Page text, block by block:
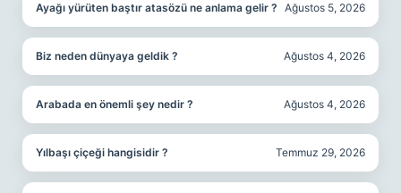
Ayağı yürüten baştır atasözü ne anlama gelir ? Ağustos 5, 2026
Biz neden dünyaya geldik ? Ağustos 4, 2026
Arabada en önemli şey nedir ? Ağustos 4, 2026
Yılbaşı çiçeği hangisidir ? Temmuz 29, 2026